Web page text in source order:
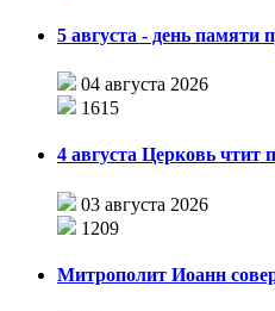
5 августа - день памяти
04 августа 2026
1615
4 августа Церковь
03 августа 2026
1209
Митрополит Иоанн